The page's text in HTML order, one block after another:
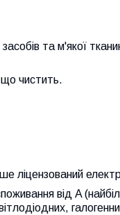
та м'якої
чистить.
ліцензований
від A